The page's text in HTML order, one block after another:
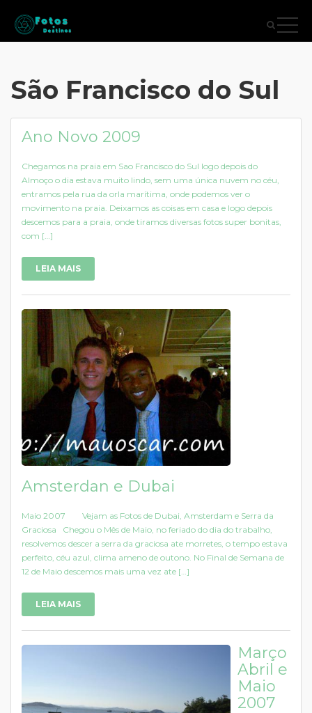
São Francisco do Sul
Ano Novo 2009
Chegamos na praia em Sao Francisco do Sul logo depois do
Almoço o dia estava muito lindo, sem uma única nuvem no céu,
entramos pela rua da orla marítima, onde podemos ver o
movimento na praia. Deixamos as coisas em casa e logo depois
descemos para a praia, onde tiramos diversas fotos super bonitas,
com […]
LEIA MAIS
Amsterdan e Dubai
Maio 2007 Vejam as Fotos de Dubai, Amsterdam e Serra da
Graciosa Chegou o Mês de Maio, no feriado do dia do trabalho,
resolvemos descer a serra da graciosa ate morretes, o tempo estava
perfeito, céu azul, clima ameno de outono. No Final de Semana de
12 de Maio descemos mais uma vez ate […]
LEIA MAIS
Março
Abril e
Maio
2007